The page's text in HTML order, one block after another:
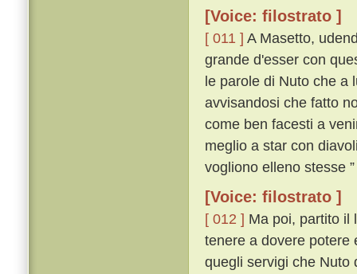
[Voice: filostrato ]
[ 011 ] A Masetto,
grande d'esser con
le parole di Nuto che a
avvisandosi che fatto
come ben facesti a
meglio a star con
vogliono elleno stesse
[Voice: filostrato ]
[ 012 ] Ma poi, partito il
tenere a dovere potere
quegli servigi che Nuto